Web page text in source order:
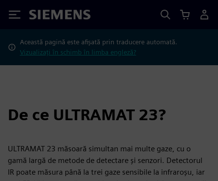
Siemens
Această pagină este afișată prin traducere automată.
Vizualizați în schimb în limba engleză?
De ce ULTRAMAT 23?
ULTRAMAT 23 măsoară simultan mai multe gaze, cu o
gamă largă de metode de detectare și senzori. Detectorul
IR poate măsura până la trei gaze sensibile la infraroșu, iar